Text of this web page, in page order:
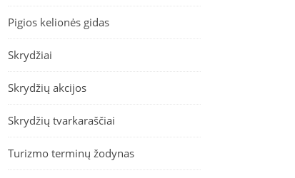
Pigios kelionės gidas
Skrydžiai
Skrydžių akcijos
Skrydžių tvarkaraščiai
Turizmo terminų žodynas